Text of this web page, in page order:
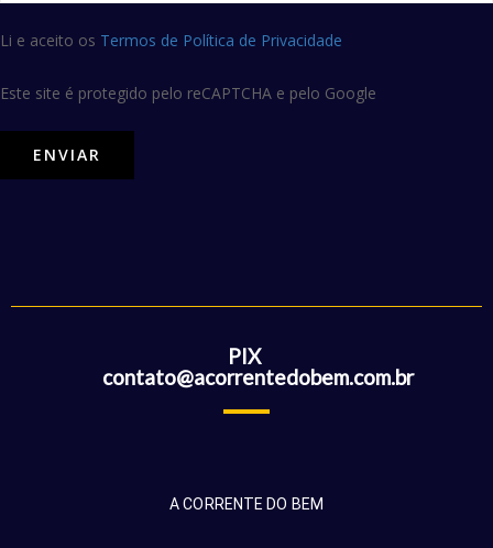
Li e aceito os Termos de Política de Privacidade
Este site é protegido pelo reCAPTCHA e pelo Google
PIX
contato@acorrentedobem.com.br
A CORRENTE DO BEM